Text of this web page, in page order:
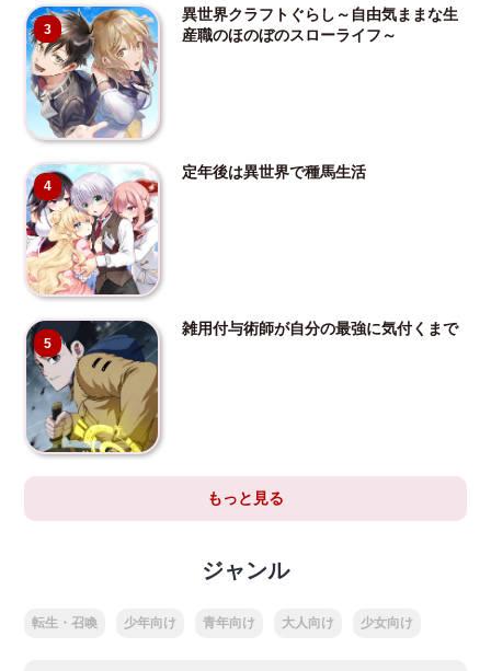
3
異世界クラフトぐらし～自由気ままな生
産職のほのぼのスローライフ～
4
定年後は異世界で種馬生活
5
雑用付与術師が自分の最強に気付くまで
もっと見る
ジャンル
転生・召喚 少年向け 青年向け 大人向け 少女向け